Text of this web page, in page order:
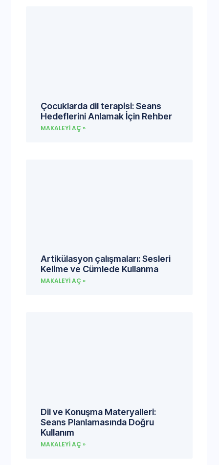
Çocuklarda dil terapisi: Seans
Hedeflerini Anlamak İçin Rehber
MAKALEYI AÇ »
Artikülasyon çalışmaları: Sesleri
Kelime ve Cümlede Kullanma
MAKALEYI AÇ »
Dil ve Konuşma Materyalleri:
Seans Planlamasında Doğru
Kullanım
MAKALEYI AÇ »